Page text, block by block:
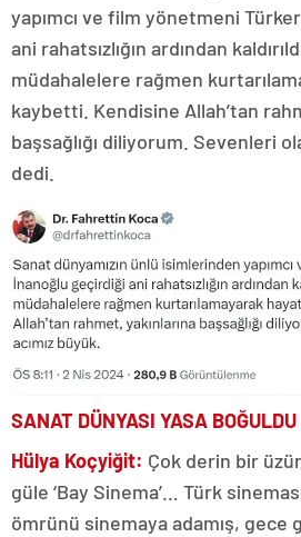
yapımcı ve film yönetmeni
ani rahatsızlığın ardından
müdahalelere rağmen
kaybetti. Kendisine Allah’tan
başsağlığı diliyorum. Sevenleri
dedi.
SANAT DÜNYASI YASA BOĞULDU
Hülya Koçyiğit: Çok derin bir
güle ‘Bay Sinema’… Türk
ömrünü sinemaya adamış, gece